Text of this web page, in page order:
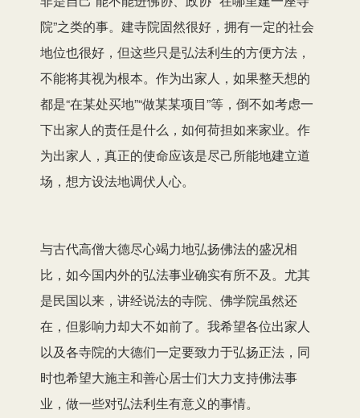
院”之类的事。建寺院固然很好，拥有一定的社会
地位也很好，但这些只是弘法利生的方便方法，
不能将其视为根本。作为出家人，如果整天想的
都是“在某处买地”“做某某项目”等，倒不如考虑一
下出家人的责任是什么，如何荷担如来家业。作
为出家人，真正的使命应该是尽己所能地建立道
场，想方设法地调伏人心。
与古代高僧大德尽心竭力地弘扬佛法的盛况相
比，如今国内外的弘法事业确实有所不及。尤其
是民国以来，讲经说法的寺院、佛学院虽然还
在，但影响力却大不如前了。我希望各位出家人
以及各寺院的大德们一定要致力于弘扬正法，同
时也希望大施主和善心居士们大力支持佛法事
业，做一些对弘法利生有意义的事情。